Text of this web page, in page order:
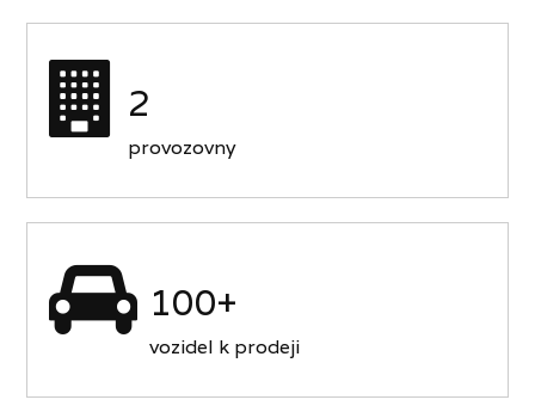
2
provozovny
100+
vozidel k prodeji